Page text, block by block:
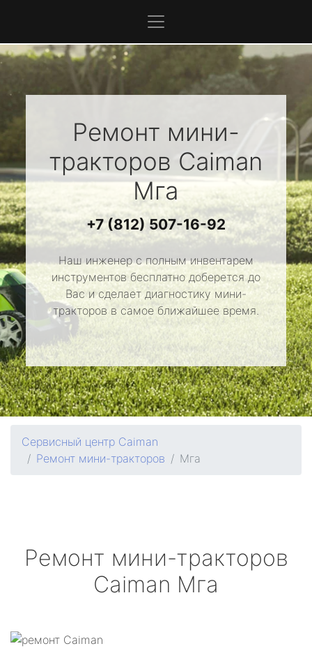
Ремонт мини-
тракторов Caiman
Мга
+7 (812) 507-16-92
Наш инженер с полным инвентарем
инструментов бесплатно доберется до
Вас и сделает диагностику мини-
тракторов в самое ближайшее время.
Сервисный центр Caiman
Ремонт мини-тракторов
Мга
Ремонт мини-тракторов
Caiman Мга